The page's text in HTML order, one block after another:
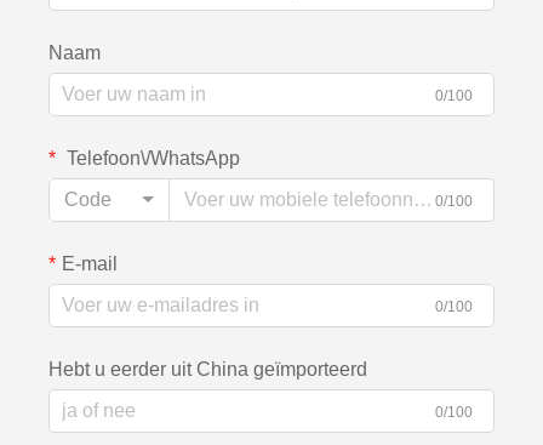
Naam
0/100
Telefoon\/WhatsApp
Code
0/100
E-mail
0/100
Hebt u eerder uit China geïmporteerd
0/100